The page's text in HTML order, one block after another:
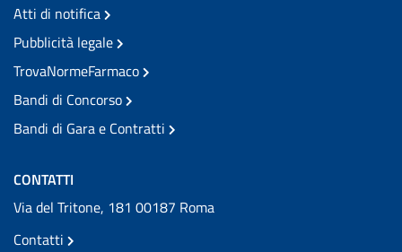
Atti di notifica
Pubblicità legale
TrovaNormeFarmaco
Bandi di Concorso
Bandi di Gara e Contratti
CONTATTI
Via del Tritone, 181 00187 Roma
Contatti